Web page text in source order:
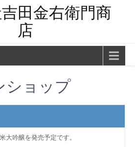
田金右衛門商
店
ショップ
大吟醸を発売予定です。